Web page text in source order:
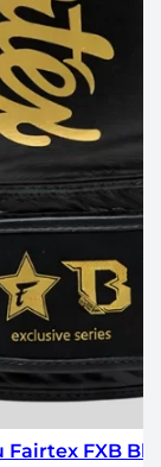
Fairtex